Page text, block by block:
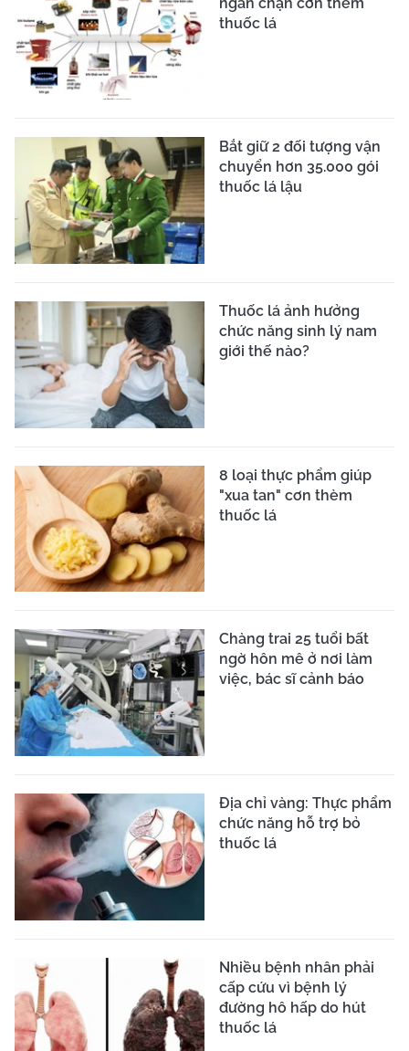
thuốc lá
Bắt giữ 2 đối tượng vận
chuyển hơn 35.000 gói
thuốc lá lậu
Thuốc lá ảnh hưởng
chức năng sinh lý nam
giới thế nào?
8 loại thực phẩm giúp
"xua tan" cơn thèm
thuốc lá
Chàng trai 25 tuổi bất
ngờ hôn mê ở nơi làm
việc, bác sĩ cảnh báo
Địa chỉ vàng: Thực phẩm
chức năng hỗ trợ bỏ
thuốc lá
Nhiều bệnh nhân phải
cấp cứu vì bệnh lý
đường hô hấp do hút
thuốc lá